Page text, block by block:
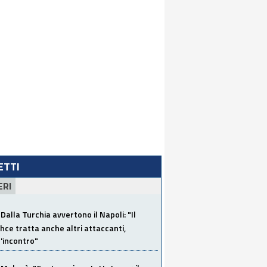
Dalla Turchia avvertono il Napoli: "Il
tratta anche altri attaccanti,